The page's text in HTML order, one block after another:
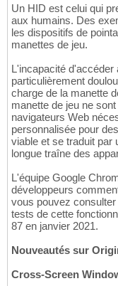
Un HID est celui qui
aux humains. Des
les dispositifs de
manettes de jeu.
L'incapacité d'accéder
particulièrement
charge de la manette
manette de jeu ne
navigateurs Web
personnalisée pour
viable et se traduit par
longue traîne des
L'équipe Google
développeurs
vous pouvez
tests de cette
87 en janvier 2021.
Nouveautés sur
Cross-Screen